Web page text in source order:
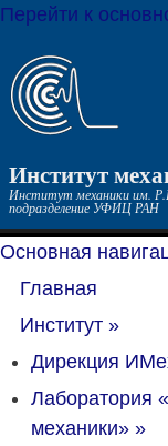
Перейти к
Институт
Институт механики им.
подразделение УФИЦ РАН
Основная
Главная
Институт »
Дирекция
Лаборатория
механики» »